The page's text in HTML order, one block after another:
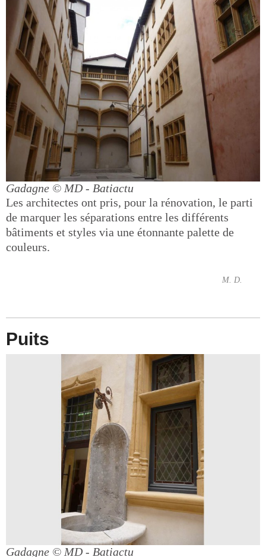
Gadagne © MD - Batiactu
Les architectes ont pris, pour la rénovation, le parti
de marquer les séparations entre les différents
bâtiments et styles via une étonnante palette de
couleurs.
M. D.
Puits
Gadagne © MD - Batiactu